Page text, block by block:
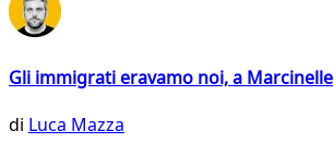
Gli immigrati eravamo noi, a Marcinelle
di Luca Mazza